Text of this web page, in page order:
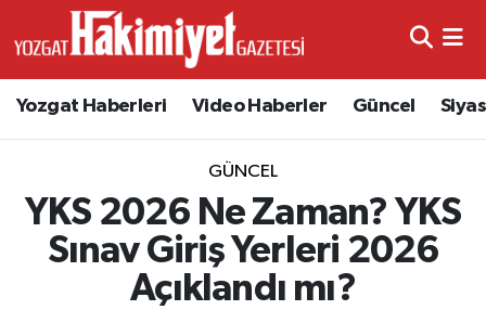
Yozgat Haberleri Video Haberler Güncel
GÜNCEL
YKS 2026 Ne Zaman? YKS
Sınav Giriş Yerleri 2026
Açıklandı mı?